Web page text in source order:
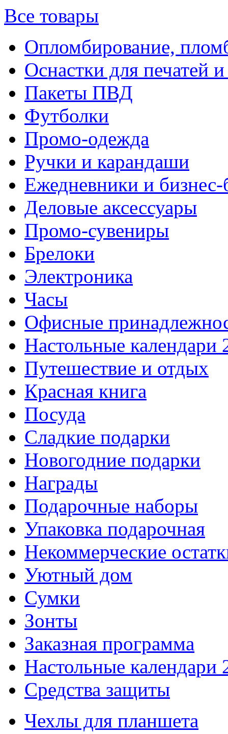
Все товары
Опломбирование,
Оснастки для печатей
Пакеты ПВД
Футболки
Промо-одежда
Ручки и карандаши
Ежедневники и
Деловые аксессуары
Промо-сувениры
Брелоки
Электроника
Часы
Офисные
Настольные календари
Путешествие и отдых
Красная книга
Посуда
Сладкие подарки
Новогодние подарки
Награды
Подарочные наборы
Упаковка подарочная
Некоммерческие
Уютный дом
Сумки
Зонты
Заказная программа
Настольные календари
Средства защиты
Чехлы для планшета